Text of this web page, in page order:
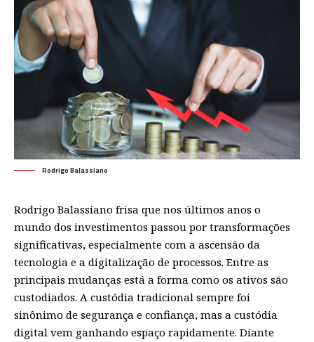
Rodrigo Balassiano
Rodrigo Balassiano frisa que nos últimos anos o
mundo dos investimentos passou por transformações
significativas, especialmente com a ascensão da
tecnologia e a digitalização de processos. Entre as
principais mudanças está a forma como os ativos são
custodiados. A custódia tradicional sempre foi
sinônimo de segurança e confiança, mas a custódia
digital vem ganhando espaço rapidamente. Diante